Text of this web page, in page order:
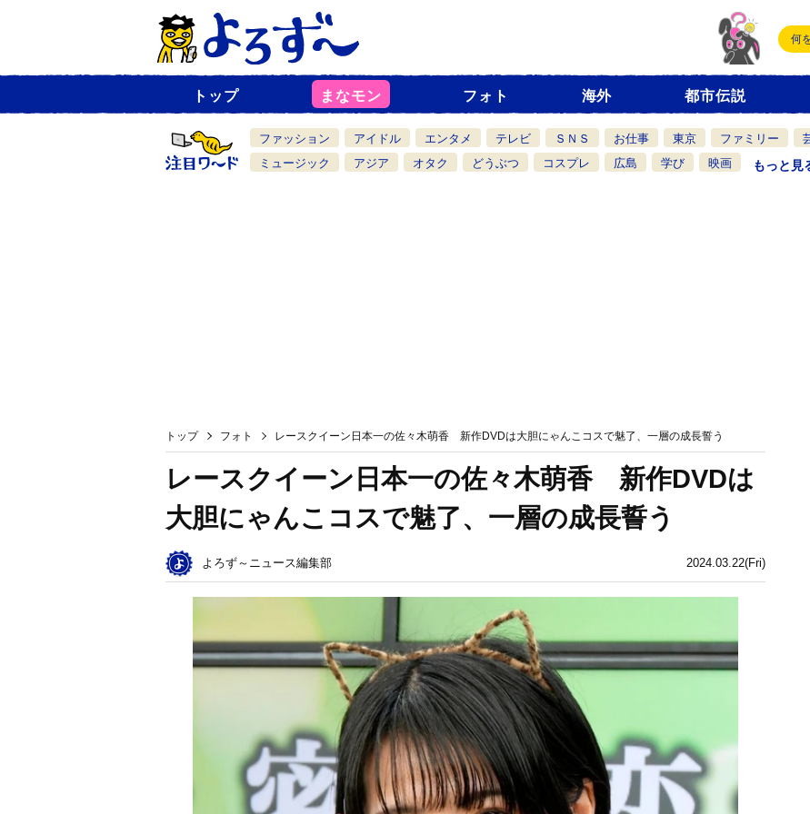
ュ
一
覧
トップ まなモン フォト 海外 都市伝説
ファッション アイドル エンタメ テレビ ＳＮＳ お仕事 東京 ファミリー
ミュージック
アジア オタク どうぶつ コスプレ 広島 学び 映画 もっと見
トップ フォト レースクイーン日本一の佐々木萌香 新作DVDは大胆にゃんこコスで魅了、一層の成長誓う
2024.03.22(Fri)
レースクイーン日本一の佐々木萌香 新作DVDは
大胆にゃんこコスで魅了、一層の成長誓う
よろず～ニュース編集部